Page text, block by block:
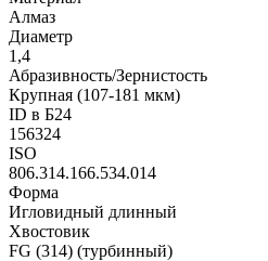
Алмаз
Диаметр
1,4
Абразивность/Зернистость
Крупная (107-181 мкм)
ID в Б24
156324
ISO
806.314.166.534.014
Форма
Игловидный длинный
Хвостовик
FG (314) (турбинный)